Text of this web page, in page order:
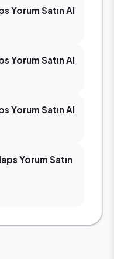
Yorum Satın Al
Yorum Satın Al
Yorum Satın Al
Yorum Satın